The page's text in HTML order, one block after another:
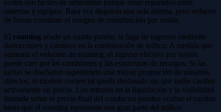
costes son fáciles de subestimar porque están repartidos entre
sistemas y equipos. Rara vez disparan una sola alarma, pero reducen
de forma constante el margen de contribución por sesión.
El roaming añade un cuarto patrón: la fuga de ingresos mediante
deducciones y cambios en la combinación de tráfico. A medida que
aumenta el volumen de roaming, el ingreso efectivo por sesión
puede caer por las comisiones y las estructuras de recargos. Si las
tarifas se diseñaron suponiendo una mayor proporción de usuarios
directos, el modelo comercial queda desfasado sin que nadie cambie
activamente un precio. Los retrasos en la liquidación y la visibilidad
limitada sobre el precio final del conductor pueden ocultar el cambio
hasta que el roaming representa una gran parte del tráfico.